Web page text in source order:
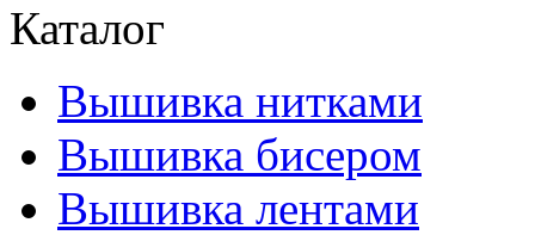
Каталог
Вышивка нитками
Вышивка бисером
Вышивка лентами